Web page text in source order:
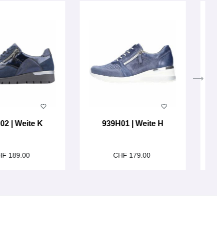
| Weite K
189.00
939H01 | Weite H
CHF 179.00